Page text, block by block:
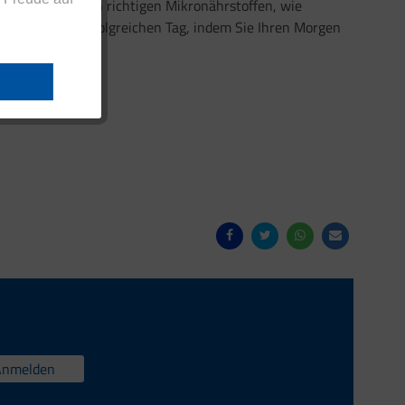
mit den richtigen Mikronährstoffen, wie
und erfolgreichen Tag, indem Sie Ihren Morgen